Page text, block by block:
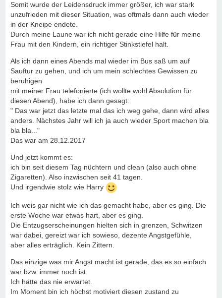
Somit wurde der Leidensdruck immer größer, ich war stark
unzufrieden mit dieser Situation, was oftmals dann auch wieder
in der Kneipe endete.
Durch meine Laune war ich nicht gerade eine Hilfe für meine
Frau mit den Kindern, ein richtiger Stinkstiefel halt.
Als ich dann eines Abends mal wieder im Bus saß um auf
Sauftur zu gehen, und ich um mein schlechtes Gewissen zu
beruhigen
mit meiner Frau telefonierte (ich wollte wohl Absolution für
diesen Abend), habe ich dann gesagt:
" Das war jetzt das letzte mal das ich weg gehe, dann wird alles
anders. Nächstes Jahr will ich ja auch wieder Sport machen bla
bla bla..."
Das war am 28.12.2017
Und jetzt kommt es:
ich bin seit diesem Tag nüchtern und clean (also auch ohne
Zigaretten). Also inzwischen seit 41 tagen.
Und irgendwie stolz wie Harry
Ich weis gar nicht wie ich das gemacht habe, aber es ging. Die
erste Woche war etwas hart, aber es ging.
Die Entzugserscheinungen hielten sich in grenzen, Schwitzen
war dabei, gereizt war ich sowieso, dezente Angstgefühle,
aber alles erträglich. Kein Zittern.
Das einzige was mir Angst macht ist gerade, das es so einfach
war bzw. immer noch ist.
Ich hätte das nie erwartet.
Im Moment bin ich höchst motiviert diesen zustand zu